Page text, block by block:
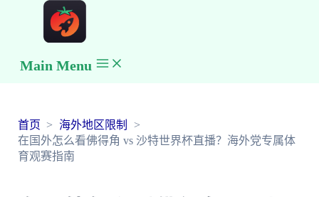
Main Menu
首页
海外地区限制
在国外怎么看佛得角 vs 沙特世界杯直播？海外党专属体
育观赛指南